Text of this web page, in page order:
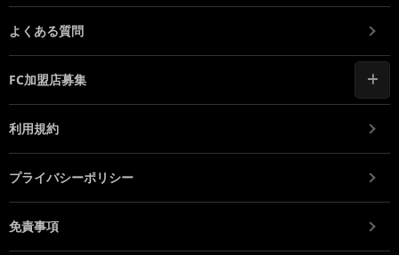
よくある質問
FC加盟店募集
利用規約
プライバシーポリシー
免責事項